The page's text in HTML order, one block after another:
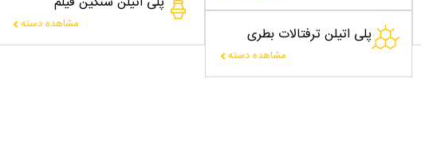
پلی اتیلن ترفتالات بطری
مشاهده دسته
مشاهده دسته